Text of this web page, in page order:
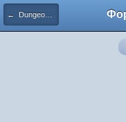
← Dungeon VS Inferno...Что за вопрос?!